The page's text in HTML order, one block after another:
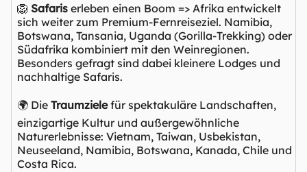
🦁 Safaris erleben einen Boom => Afrika entwickelt
sich weiter zum Premium-Fernreiseziel. Namibia,
Botswana, Tansania, Uganda (Gorilla-Trekking) oder
Südafrika kombiniert mit den Weinregionen.
Besonders gefragt sind dabei kleinere Lodges und
nachhaltige Safaris.
🌍 Die Traumzielefür spektakuläre Landschaften,
einzigartige Kultur und außergewöhnliche
Naturerlebnisse: Vietnam, Taiwan, Usbekistan,
Neuseeland, Namibia, Botswana, Kanada, Chile und
Costa Rica.